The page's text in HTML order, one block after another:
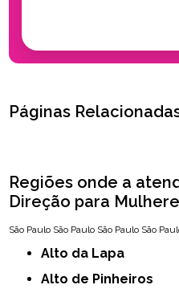
Páginas
Regiões onde a
Direção para
São Paulo São Paulo São Paulo São
Alto da Lapa
Alto de Pinheiros